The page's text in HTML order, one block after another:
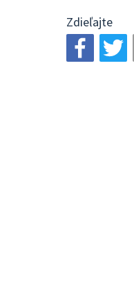
Zdieľajte